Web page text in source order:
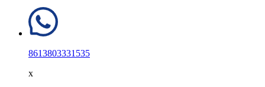
8613803331535
x